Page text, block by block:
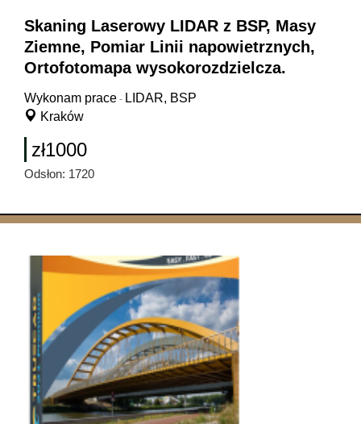
Skaning Laserowy LIDAR z BSP, Masy
Ziemne, Pomiar Linii napowietrznych,
Ortofotomapa wysokorozdzielcza.
Wykonam prace - LIDAR, BSP
Kraków
zł1000
Odsłon: 1720